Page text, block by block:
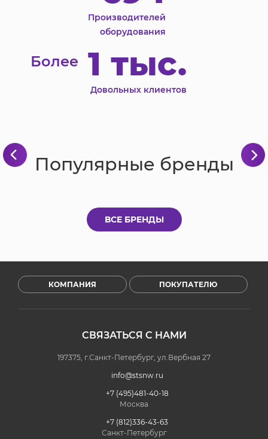
Производителей
оборудования
Более 1 тыс.
Довольных клиентов
Популярные бренды
ВСЕ БРЕНДЫ
КОМПАНИЯ ПОКУПАТЕЛЮ
СВЯЗАТЬСЯ С НАМИ
197375, г.Санкт-Петербург, ул.Вербная 27
info@stsnw.ru
Москва
+7 (495)481-40-18
Санкт-Петербург
+7 (812)336-43-63